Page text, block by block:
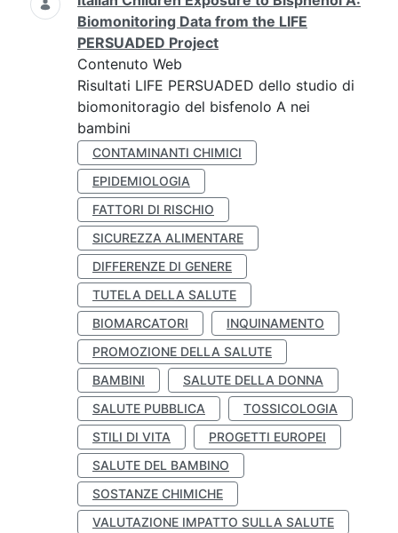
Biomonitoring Data from the LIFE
PERSUADED Project
Contenuto Web
Risultati LIFE PERSUADED dello studio di
biomonitoragio del bisfenolo A nei
bambini
CONTAMINANTI CHIMICI
EPIDEMIOLOGIA
FATTORI DI RISCHIO
SICUREZZA ALIMENTARE
DIFFERENZE DI GENERE
TUTELA DELLA SALUTE
BIOMARCATORI
INQUINAMENTO
PROMOZIONE DELLA SALUTE
BAMBINI
SALUTE DELLA DONNA
SALUTE PUBBLICA
TOSSICOLOGIA
STILI DI VITA
PROGETTI EUROPEI
SALUTE DEL BAMBINO
SOSTANZE CHIMICHE
VALUTAZIONE IMPATTO SULLA SALUTE